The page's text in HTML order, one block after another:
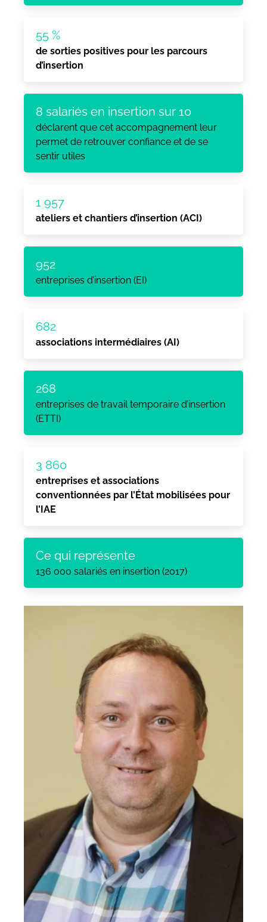
55 %
de sorties positives pour les parcours
d’insertion
8 salariés en insertion sur 10
déclarent que cet accompagnement leur
permet de retrouver confiance et de se
sentir utiles
1 957
ateliers et chantiers d’insertion (ACI)
952
entreprises d’insertion (EI)
682
associations intermédiaires (AI)
268
entreprises de travail temporaire d’insertion
(ETTI)
3 860
entreprises et associations
conventionnées par l’État mobilisées pour
l’IAE
Ce qui représente
136 000 salariés en insertion (2017)